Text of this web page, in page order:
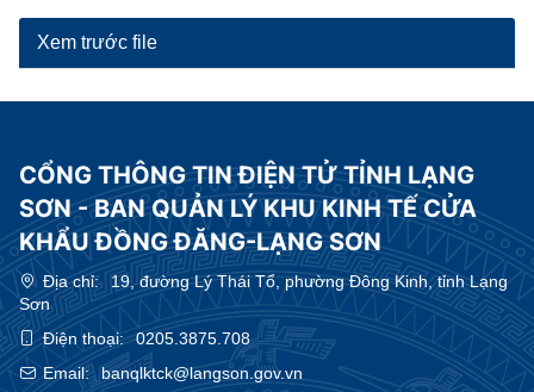
Xem trước file
CỔNG THÔNG TIN ĐIỆN TỬ TỈNH LẠNG
SƠN - BAN QUẢN LÝ KHU KINH TẾ CỬA
KHẨU ĐỒNG ĐĂNG-LẠNG SƠN
Địa chỉ:
19, đường Lý Thái Tổ, phường Đông Kinh, tỉnh Lạng
Sơn
Điện thoại:
0205.3875.708
Email:
banqlktck@langson.gov.vn